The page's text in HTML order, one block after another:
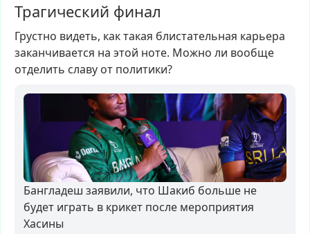
Трагический финал
Грустно видеть, кактакая блистательная карьера
заканчивается на этой ноте. Можно ли вообще
отделить славу от политики?
Бангладеш заявили, что Шакиб больше не
будет играть в крикет после мероприятия
Хасины